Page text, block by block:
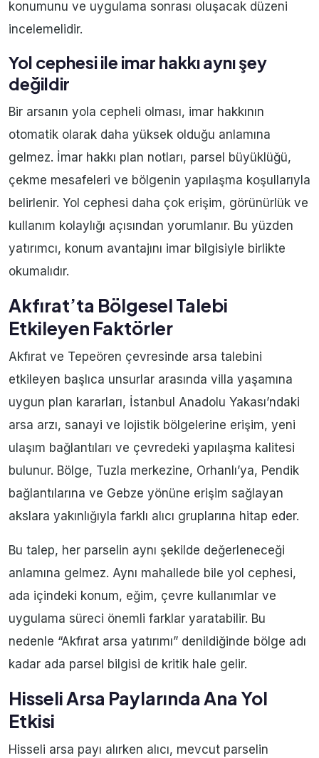
konumunu ve uygulama sonrası oluşacak düzeni
incelemelidir.
Yol cephesi ile imar hakkı aynı şey
değildir
Bir arsanın yola cepheli olması, imar hakkının
otomatik olarak daha yüksek olduğu anlamına
gelmez. İmar hakkı plan notları, parsel büyüklüğü,
çekme mesafeleri ve bölgenin yapılaşma koşullarıyla
belirlenir. Yol cephesi daha çok erişim, görünürlük ve
kullanım kolaylığı açısından yorumlanır. Bu yüzden
yatırımcı, konum avantajını imar bilgisiyle birlikte
okumalıdır.
Akfırat’ta Bölgesel Talebi
Etkileyen Faktörler
Akfırat ve Tepeören çevresinde arsa talebini
etkileyen başlıca unsurlar arasında villa yaşamına
uygun plan kararları, İstanbul Anadolu Yakası’ndaki
arsa arzı, sanayi ve lojistik bölgelerine erişim, yeni
ulaşım bağlantıları ve çevredeki yapılaşma kalitesi
bulunur. Bölge, Tuzla merkezine, Orhanlı’ya, Pendik
bağlantılarına ve Gebze yönüne erişim sağlayan
akslara yakınlığıyla farklı alıcı gruplarına hitap eder.
Bu talep, her parselin aynı şekilde değerleneceği
anlamına gelmez. Aynı mahallede bile yol cephesi,
ada içindeki konum, eğim, çevre kullanımlar ve
uygulama süreci önemli farklar yaratabilir. Bu
nedenle “Akfırat arsa yatırımı” denildiğinde bölge adı
kadar ada parsel bilgisi de kritik hale gelir.
Hisseli Arsa Paylarında Ana Yol
Etkisi
Hisseli arsa payı alırken alıcı, mevcut parselin